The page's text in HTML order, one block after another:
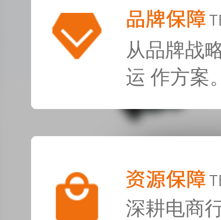
从品牌战
运 作方案
深耕电商